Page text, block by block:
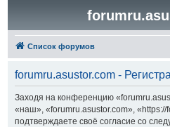
Список форумов
forumru.asustor.com -
Заходя на конференцию
«наш», «forumru.asustor.com», «https://
подтверждаете своё согласие со